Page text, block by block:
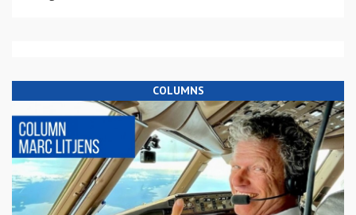
COLUMNS